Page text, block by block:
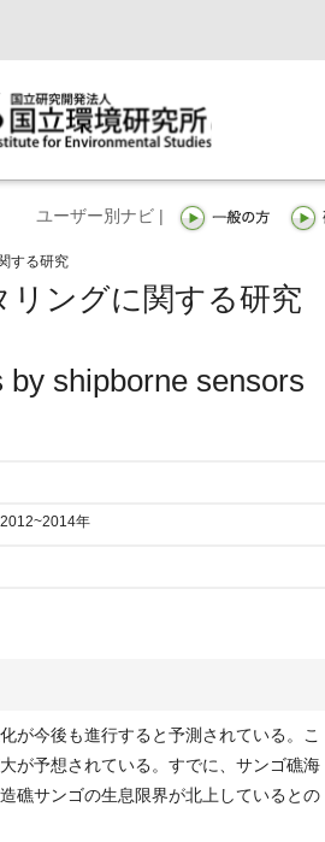
ユーザー別ナビ |
する研究
リングに関する研究
shipborne sensors
2012~2014年
が今後も進行すると予測されている。こ
が予想されている。すでに、サンゴ礁海
礁サンゴの生息限界が北上しているとの